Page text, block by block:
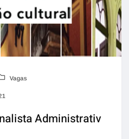
Vagas
Administrativ